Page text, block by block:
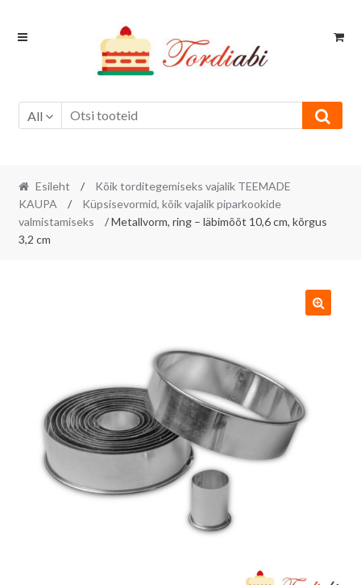
Skip
Skip
All
Esileht /
Kõik torditegemiseks vajalik TEEMADE
KAUPA
/
Küpsisevormid, kõik vajalik piparkookide
valmistamiseks
/ Metallvorm, ring – läbimõõt 10,6 cm, kõrgus
3,2 cm